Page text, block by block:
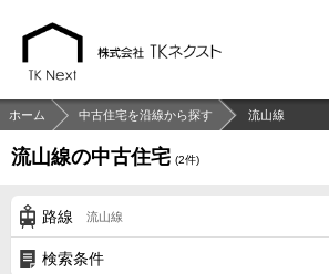
ホーム 中古住宅を沿線から探す 流山線
流山線の中古住宅 (2件)
路線 流山線
検索条件
中国語での対応も可能です